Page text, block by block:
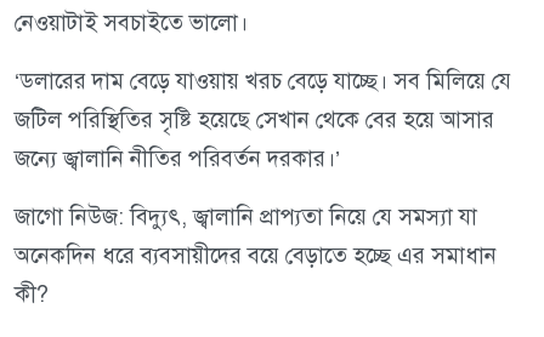
নেওয়াটাই সবচাইতে ভালো।
‘ডলারের দাম বেড়ে যাওয়ায় খরচ বেড়ে যাচ্ছে। সব মিলিয়ে যে
জটিল পরিস্থিতির সৃষ্টি হয়েছে সেখান থেকে বের হয়ে আসার
জন্যে জ্বালানি নীতির পরিবর্তন দরকার।’
জাগো নিউজ: বিদ্যুৎ, জ্বালানি প্রাপ্যতা নিয়ে যে সমস্যা যা
অনেকদিন ধরে ব্যবসায়ীদের বয়ে বেড়াতে হচ্ছে এর সমাধান
কী?